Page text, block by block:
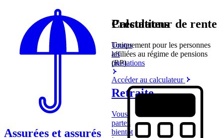
Assurées et assurés
Prestations
Toutes
les
prestations
Retraite
Vous
partez
bientôt
Calculateur de rente
Uniquement pour les personnes
affiliées au régime de pensions
(RP)
Accéder au calculateur